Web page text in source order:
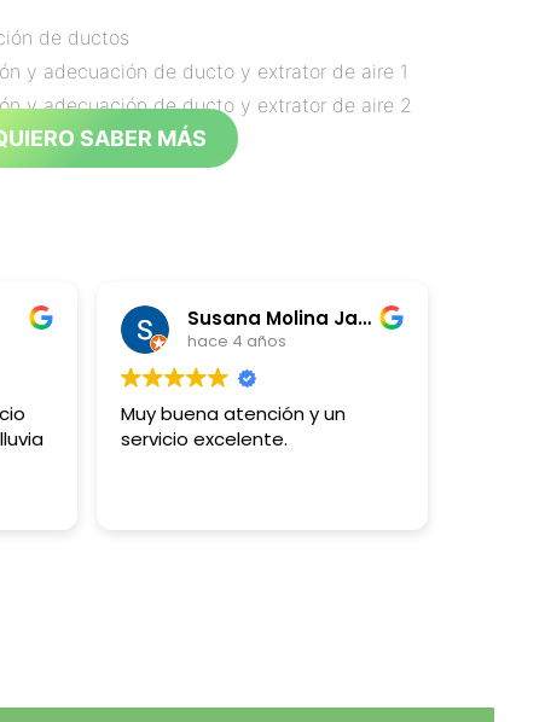
de ductos
y adecuación de ducto y extrator de aire 1
y adecuación de ducto y extrator de aire 2
SABER MÁS
Susana Molina Jaramillo
hace 4 años
Muy buena atención y un
servicio excelente.